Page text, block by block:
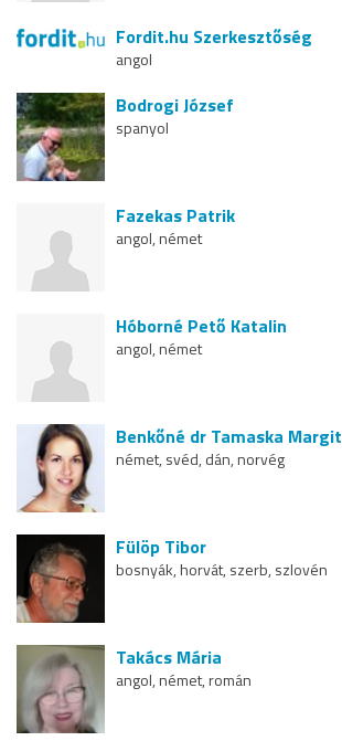
Fordit.hu Szerkesztőség
angol
Bodrogi József
spanyol
Fazekas Patrik
angol, német
Hóborné Pető Katalin
angol, német
Benkőné dr Tamaska Margit
német, svéd, dán, norvég
Fülöp Tibor
bosnyák, horvát, szerb, szlovén
Takács Mária
angol, német, román